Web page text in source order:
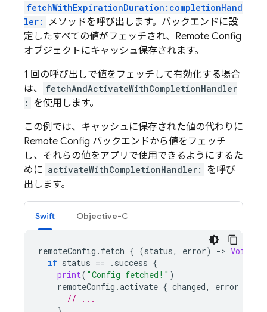
fetchWithExpirationDuration:completionHand
ler:
メソッドを呼び出します。バックエンドに設
定したすべての値がフェッチされ、 Remote Config
オブジェクトにキャッシュ保存されます。
1 回の呼び出しで値をフェッチして有効化する場合
は、
fetchAndActivateWithCompletionHandler
:
を使用します。
この例では、キャッシュに保存された値の代わりに
Remote Config バックエンドから値をフェッチ
し、それらの値をアプリで使用できるようにするた
めに activateWithCompletionHandler:
を呼び
出します。
Swift Objective-C
remoteConfig . fetch { (status, error) -> Void
if status == . success {
print( "Config fetched!" )
remoteConfig .activate { changed, error
// ...